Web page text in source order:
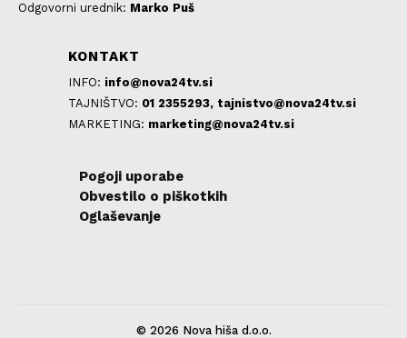
Odgovorni urednik: Marko Puš
KONTAKT
INFO: info@nova24tv.si
TAJNIŠTVO: 01 2355293, tajnistvo@nova24tv.si
MARKETING: marketing@nova24tv.si
Pogoji uporabe
Obvestilo o piškotkih
Oglaševanje
© 2026 Nova hiša d.o.o.